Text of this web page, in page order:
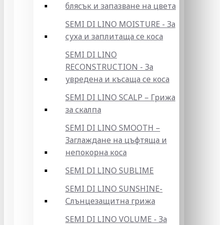
блясък и запазване на цвета
SEMI DI LINO MOISTURE - За
суха и заплитаща се коса
SEMI DI LINO
RECONSTRUCTION - За
увредена и късаща се коса
SEMI DI LINO SCALP – Грижа
за скалпа
SEMI DI LINO SMOOTH –
Заглаждане на цъфтяща и
непокорна коса
SEMI DI LINO SUBLIME
SEMI DI LINO SUNSHINE-
Слънцезащитна грижа
SEMI DI LINO VOLUME - За